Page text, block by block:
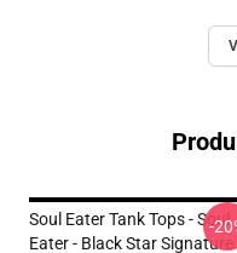
Soul Eater Tank Tops - Soul
Eater - Black Star Signature
-